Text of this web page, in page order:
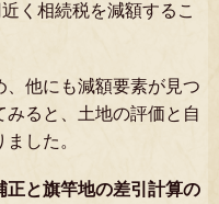
く相続税を減額するこ
他にも減額要素が見つ
ると、土地の評価と自
した。
正と旗竿地の差引計算の